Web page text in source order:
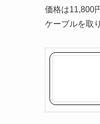
価格は11,800
ケーブルを取